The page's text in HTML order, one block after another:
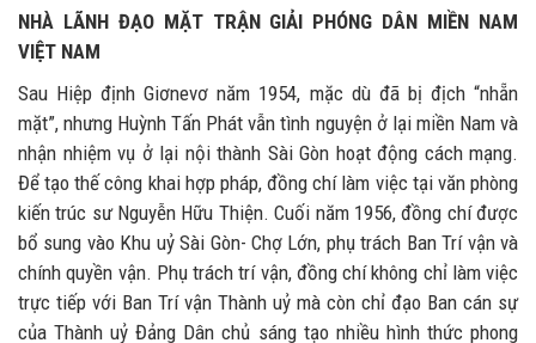
NHÀ LÃNH ĐẠO MẶT TRẬN GIẢI PHÓNG DÂN MIỀN NAM
VIỆT NAM
Sau Hiệp định Giơnevơ năm 1954, mặc dù đã bị địch “nhẵn
mặt”, nhưng Huỳnh Tấn Phát vẫn tình nguyện ở lại miền Nam và
nhận nhiệm vụ ở lại nội thành Sài Gòn hoạt động cách mạng.
Để tạo thế công khai hợp pháp, đồng chí làm việc tại văn phòng
kiến trúc sư Nguyễn Hữu Thiện. Cuối năm 1956, đồng chí được
bổ sung vào Khu uỷ Sài Gòn- Chợ Lớn, phụ trách Ban Trí vận và
chính quyền vận. Phụ trách trí vận, đồng chí không chỉ làm việc
trực tiếp với Ban Trí vận Thành uỷ mà còn chỉ đạo Ban cán sự
của Thành uỷ Đảng Dân chủ sáng tạo nhiều hình thức phong